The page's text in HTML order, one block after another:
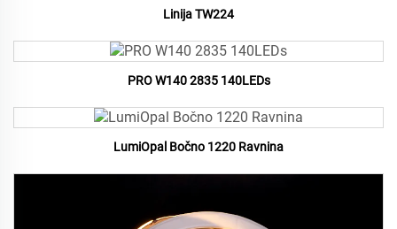
Linija TW224
PRO W140 2835 140LEDs
LumiOpal Bočno 1220 Ravnina